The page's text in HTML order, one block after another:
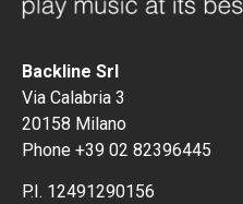
Backline Srl
Via Calabria 3
20158 Milano
Phone +39 02 82396445
P.I. 12491290156